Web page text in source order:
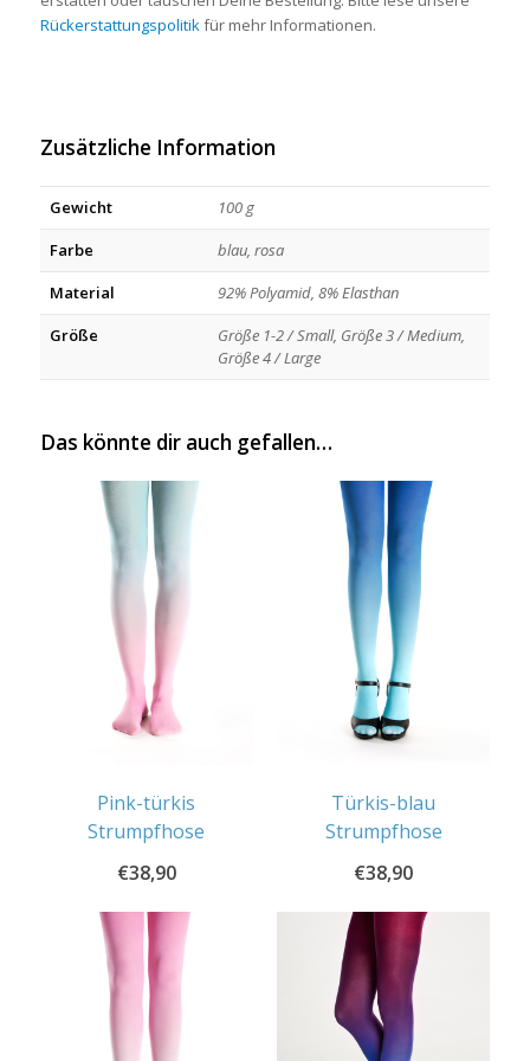
Rückerstattungspolitikfür mehr Informationen.
Zusätzliche Information
Gewicht
100 g
Farbe
blau, rosa
Material
92% Polyamid, 8% Elasthan
Größe
Größe 1-2 / Small, Größe 3 / Medium,
Größe 4 / Large
Das könnte dir auch gefallen…
Pink-türkis
Strumpfhose
€38,90
Türkis-blau
Strumpfhose
€38,90